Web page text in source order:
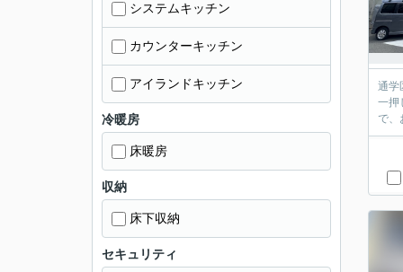
通学
一押
で、
システムキッチン
カウンターキッチン
アイランドキッチン
冷暖房
床暖房
収納
床下収納
セキュリティ